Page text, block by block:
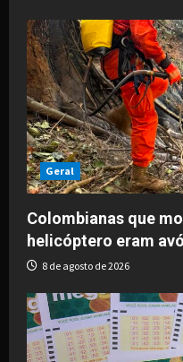
Geral
Colombianas que
helicóptero eram
8 de agosto de 2026